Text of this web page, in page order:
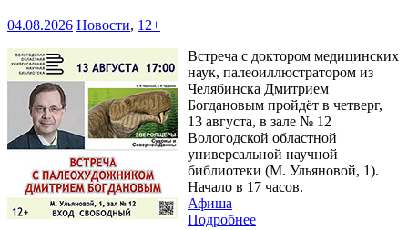
04.08.2026 Новости, 12+
Встреча с доктором медицинских
наук, палеоиллюстратором из
Челябинска Дмитрием
Богдановым пройдёт в четверг,
13 августа, в зале № 12
Вологодской областной
универсальной научной
библиотеки (М. Ульяновой, 1).
Начало в 17 часов.
Афиша
Подробнее